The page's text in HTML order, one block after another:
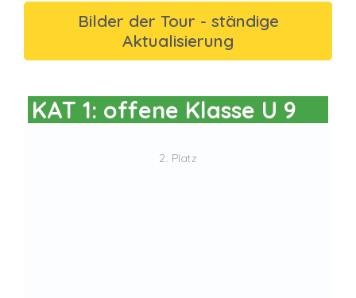
Bilder der Tour - ständige
Aktualisierung
KAT 1: offene Klasse U 9
2. Platz